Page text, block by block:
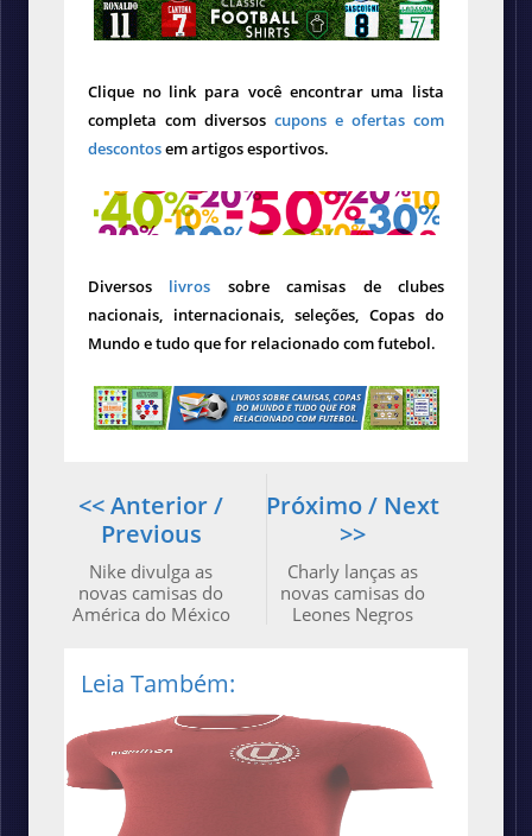
Clique no link para você encontrar uma lista
completa com diversos cupons e ofertas com
descontosem artigos esportivos.
Diversos livros sobre camisas de clubes
nacionais, internacionais, seleções, Copas do
Mundo e tudo que for relacionado com futebol.
Próximo / Next
>>
Charly lanças as
novas camisas do
Leones Negros
<< Anterior /
Previous
Nike divulga as
novas camisas do
América do México
Leia Também: